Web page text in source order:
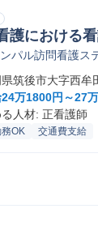
護における
パル訪問看護ス
筑後市大字西牟
24万1800円～27
人材: 正看護師
OK 交通費支給